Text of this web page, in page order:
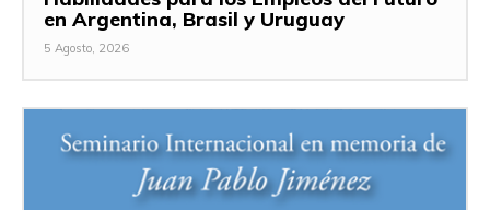
en Argentina, Brasil y Uruguay
5 Agosto, 2026